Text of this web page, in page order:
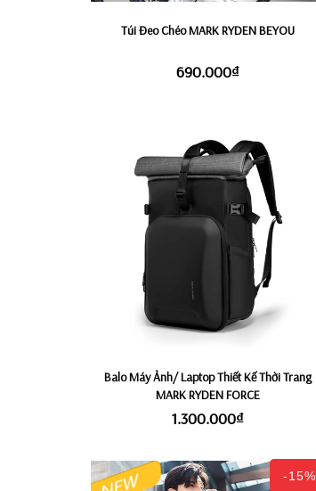
Túi Đeo Chéo MARK RYDEN BEYOU
690.000₫
Balo Máy Ảnh/ Laptop Thiết Kế Thời Trang
MARK RYDEN FORCE
1.300.000₫
-15%